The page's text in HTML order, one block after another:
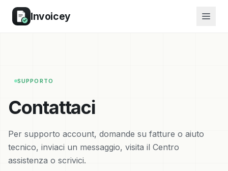
Invoicey
SUPPORTO
Contattaci
Per supporto account, domande su fatture o aiuto
tecnico, inviaci un messaggio, visita il Centro
assistenza o scrivici.